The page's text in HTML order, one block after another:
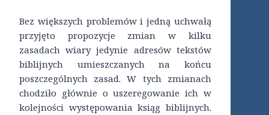
Bez większych problemów i jedną uchwałą
przyjęto propozycje zmian w kilku
zasadach wiary jedynie adresów tekstów
biblijnych umieszczanych na końcu
poszczególnych zasad. W tych zmianach
chodziło głównie o uszeregowanie ich w
kolejności występowania ksiąg biblijnych.